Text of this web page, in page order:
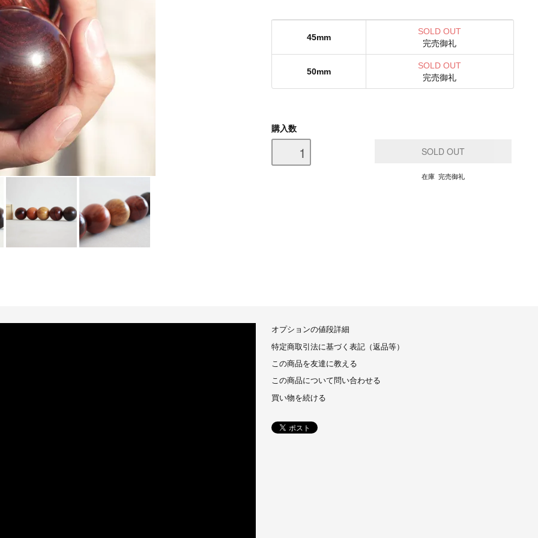
45mm
SOLD OUT
完売御礼
50mm
SOLD OUT
完売御礼
購入数
在庫 完売御礼
オプションの値段詳細
特定商取引法に基づく表記（返品等）
この商品を友達に教える
この商品について問い合わせる
買い物を続ける